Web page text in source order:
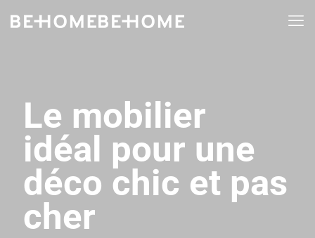
Le mobilier
idéal pour une
déco chic et pas
cher